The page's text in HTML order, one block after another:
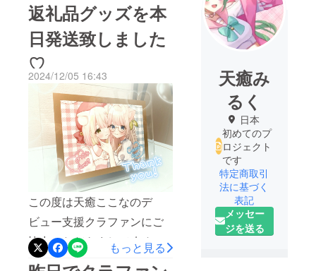
返礼品グッズを本
日発送致しました
♡
2024/12/05 16:43
この度は天癒ここなのデ
ビュー支援クラファンにご
協力いただきまして改めて
ありがとうございました♡
もっと見る
天癒み
るく
日本
初めてのプ
ロジェクト
です
特定商取引
法に基づく
表記
メッセー
ジを送る